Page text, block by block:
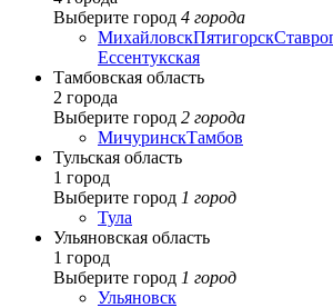
Выберите город 4 города
МихайловскПятигорск
Ессентукская
Тамбовская область
2 города
Выберите город 2 города
МичуринскТамбов
Тульская область
1 город
Выберите город 1 город
Тула
Ульяновская область
1 город
Выберите город 1 город
Ульяновск